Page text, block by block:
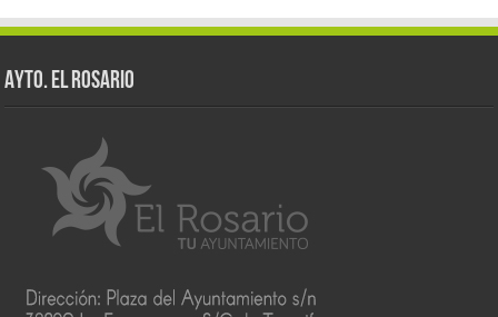
AYTO. EL ROSARIO